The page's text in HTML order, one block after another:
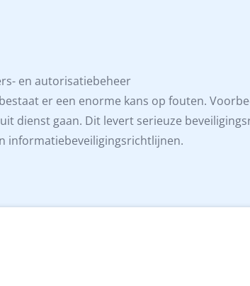
en autorisatiebeheer
er een enorme kans op fouten.
dienst gaan. Dit levert serieuze
informatiebeveiligingsrichtlijnen.